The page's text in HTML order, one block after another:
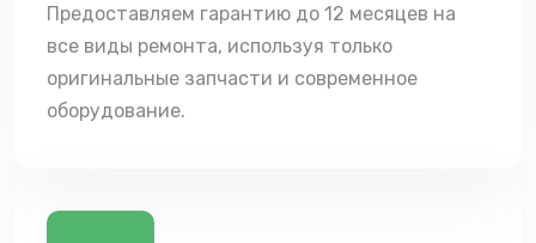
Предоставляем гарантию до 12 месяцев на
все виды ремонта, используя только
оригинальные запчасти и современное
оборудование.